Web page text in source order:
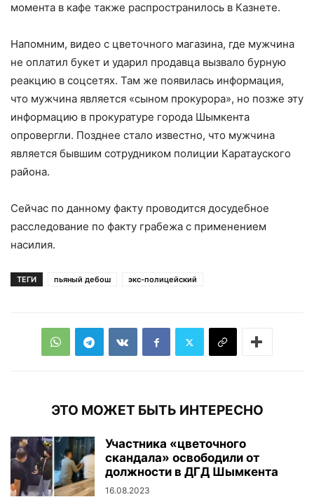
момента в кафе также распространилось в Казнете.
Напомним, видео с цветочного магазина, где мужчина
не оплатил букет и ударил продавца вызвало бурную
реакцию в соцсетях. Там же появилась информация,
что мужчина является «сыном прокурора», но позже эту
информацию в прокуратуре города Шымкента
опровергли. Позднее стало известно, что мужчина
является бывшим сотрудником полиции Каратауского
района.
Сейчас по данному факту проводится досудебное
расследование по факту грабежа с применением
насилия.
ТЕГИ пьяный дебош экс-полицейский
ЭТО МОЖЕТ БЫТЬ ИНТЕРЕСНО
Участника «цветочного
скандала» освободили от
должности в ДГД Шымкента
16.08.2023